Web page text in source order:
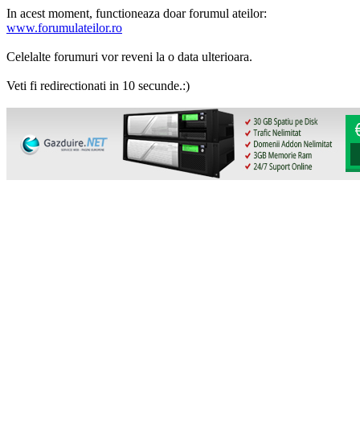
In acest moment, functioneaza doar forumul ateilor:
www.forumulateilor.ro
Celelalte forumuri vor reveni la o data ulterioara.
Veti fi redirectionati in 10 secunde.:)